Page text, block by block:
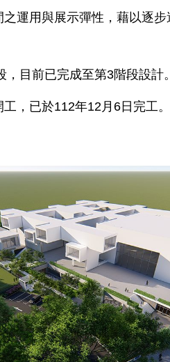
運用與展示彈性，藉以逐
目前已完成至第3階段設計。
，已於112年12月6日完工